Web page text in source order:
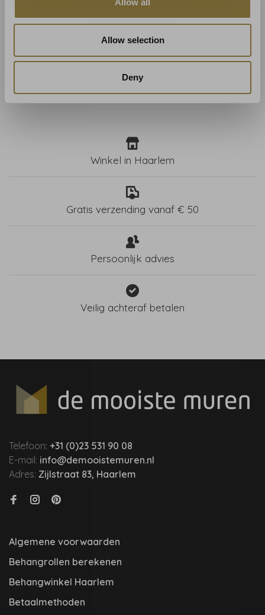
Allow all
Allow selection
Deny
LET OP: de prijs van het behang is per m2. Het behang
wordt voor u op maat gemaakt, waardoor het niet
geretourneerd kan worden.
Winkel in Haarlem
Gratis verzending vanaf € 50
Persoonlijk advies
Veilig achteraf betalen
Telefoon: +31 (0)23 531 90 08
E-mail: info@demooistemuren.nl
Adres: Zijlstraat 83, Haarlem
Algemene voorwaarden
Behangrollen berekenen
Behangwinkel Haarlem
Betaalmethoden